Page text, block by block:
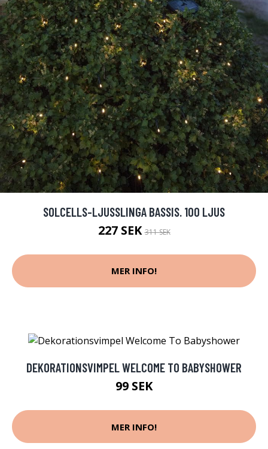
SOLCELLS-LJUSSLINGA BASSIS. 100 LJUS
227 SEK311 SEK
MER INFO!
DEKORATIONSVIMPEL WELCOME TO BABYSHOWER
99 SEK
MER INFO!